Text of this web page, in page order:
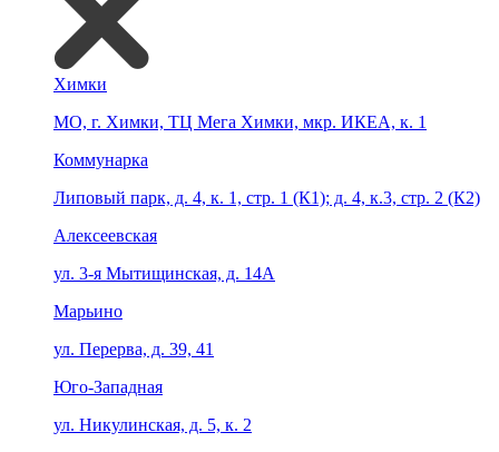
Химки
МО, г. Химки, ТЦ Мега Химки, мкр. ИКЕА, к. 1
Коммунарка
Липовый парк, д. 4, к. 1, стр. 1 (К1); д. 4, к.3, стр. 2 (К2)
Алексеевская
ул. 3-я Мытищинская, д. 14А
Марьино
ул. Перерва, д. 39, 41
Юго-Западная
ул. Никулинская, д. 5, к. 2